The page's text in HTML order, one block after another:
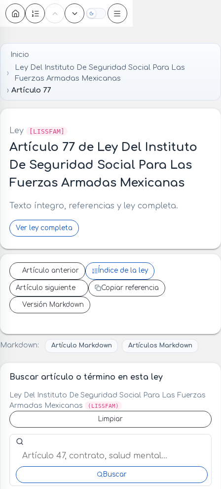
Oscuro
Inicio
Ley Del Instituto De Seguridad Social Para Las
Fuerzas Armadas Mexicanas
Artículo 77
Ley [LISSFAM]
Artículo 77 de Ley Del Instituto
De Seguridad Social Para Las
Fuerzas Armadas Mexicanas
Texto íntegro, referencias y ley completa.
Ver ley completa
Artículo anterior Índice de la ley
Artículo siguiente Copiar referencia
Versión Markdown
Markdown: Artículo Markdown Artículos Markdown
Buscar artículo o término en esta ley
Ley Del Instituto De Seguridad Social Para Las Fuerzas
Armadas Mexicanas
(LISSFAM)
Limpiar
Buscar artículo o término en esta ley
Buscar